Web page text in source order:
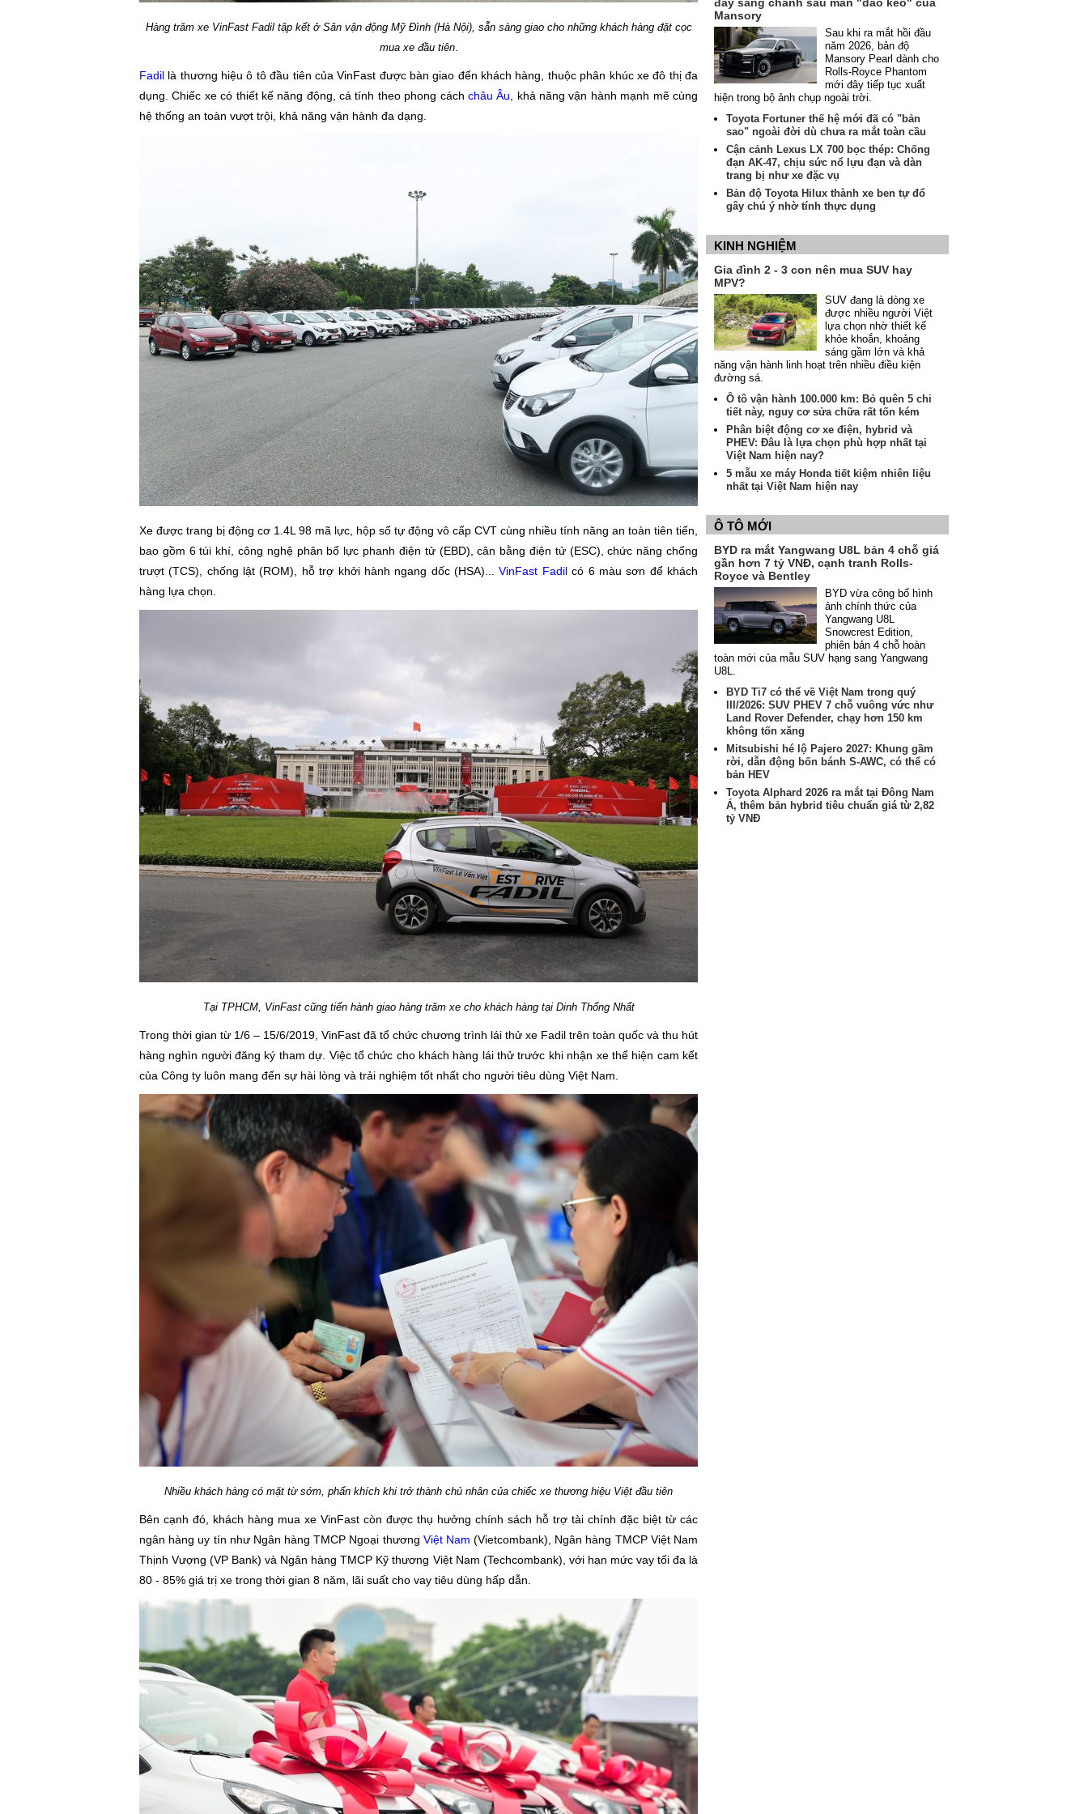
Hàng trăm xe VinFast Fadil tập kết ở Sân vận động Mỹ Đình (Hà Nội), sẵn sàng giao cho những khách hàng đặt cọc
mua xe đầu tiên.
Fadil là thương hiệu ô tô đầu tiên của VinFast được bàn giao đến khách hàng, thuộc phân khúc xe đô thị đa
dụng. Chiếc xe có thiết kế năng động, cá tính theo phong cách châu Âu , khả năng vận hành mạnh mẽ cùng
hệ thống an toàn vượt trội, khả năng vận hành đa dạng.
Xe được trang bị động cơ 1.4L 98 mã lực, hộp số tự động vô cấp CVT cùng nhiều tính năng an toàn tiên tiến,
bao gồm 6 túi khí, công nghệ phân bổ lực phanh điện tử (EBD), cân bằng điện tử (ESC), chức năng chống
trượt (TCS), chống lật (ROM), hỗ trợ khởi hành ngang dốc (HSA)...VinFast Fadilcó 6 màu sơn để khách
hàng lựa chọn.
Tại TPHCM, VinFast cũng tiến hành giao hàng trăm xe cho khách hàng tại Dinh Thống Nhất
Trong thời gian từ 1/6 – 15/6/2019, VinFast đã tổ chức chương trình lái thử xe Fadil trên toàn quốc và thu hút
hàng nghìn người đăng ký tham dự. Việc tổ chức cho khách hàng lái thử trước khi nhận xe thể hiện cam kết
của Công ty luôn mang đến sự hài lòng và trải nghiệm tốt nhất cho người tiêu dùng Việt Nam.
Nhiều khách hàng có mặt từ sớm, phấn khích khi trở thành chủ nhân của chiếc xe thương hiệu Việt đầu tiên
Bên cạnh đó, khách hàng mua xe VinFast còn được thụ hưởng chính sách hỗ trợ tài chính đặc biệt từ các
ngân hàng uy tín như Ngân hàng TMCP Ngoại thương Việt Nam (Vietcombank), Ngân hàng TMCP Việt Nam
Thịnh Vượng (VP Bank) và Ngân hàng TMCP Kỹ thương Việt Nam (Techcombank), với hạn mức vay tối đa là
80 - 85% giá trị xe trong thời gian 8 năm, lãi suất cho vay tiêu dùng hấp dẫn.
Mansory
Sau khi ra mắt hồi đầu
năm 2026, bản độ
Mansory Pearl dành cho
Rolls-Royce Phantom
mới đây tiếp tục xuất
hiện trong bộ ảnh chụp ngoài trời.
Toyota Fortuner thế hệ mới đã có "bản
sao" ngoài đời dù chưa ra mắt toàn cầu
Cận cảnh Lexus LX 700 bọc thép: Chống
đạn AK-47, chịu sức nổ lựu đạn và dàn
trang bị như xe đặc vụ
Bản độ Toyota Hilux thành xe ben tự đổ
gây chú ý nhờ tính thực dụng
KINH NGHIỆM
Gia đình 2 - 3 con nên mua SUV hay
MPV?
SUV đang là dòng xe
được nhiều người Việt
lựa chọn nhờ thiết kế
khỏe khoắn, khoảng
sáng gầm lớn và khả
năng vận hành linh hoạt trên nhiều điều kiện
đường sá.
Ô tô vận hành 100.000 km: Bỏ quên 5 chi
tiết này, nguy cơ sửa chữa rất tốn kém
Phân biệt động cơ xe điện, hybrid và
PHEV: Đâu là lựa chọn phù hợp nhất tại
Việt Nam hiện nay?
5 mẫu xe máy Honda tiết kiệm nhiên liệu
nhất tại Việt Nam hiện nay
Ô TÔ MỚI
BYD ra mắt Yangwang U8L bản 4 chỗ giá
gần hơn 7 tỷ VNĐ, cạnh tranh Rolls-
Royce và Bentley
BYD vừa công bố hình
ảnh chính thức của
Yangwang U8L
Snowcrest Edition,
phiên bản 4 chỗ hoàn
toàn mới của mẫu SUV hạng sang Yangwang
U8L.
BYD Ti7 có thể về Việt Nam trong quý
III/2026: SUV PHEV 7 chỗ vuông vức như
Land Rover Defender, chạy hơn 150 km
không tốn xăng
Mitsubishi hé lộ Pajero 2027: Khung gầm
rời, dẫn động bốn bánh S-AWC, có thể có
bản HEV
Toyota Alphard 2026 ra mắt tại Đông Nam
Á, thêm bản hybrid tiêu chuẩn giá từ 2,82
tỷ VNĐ